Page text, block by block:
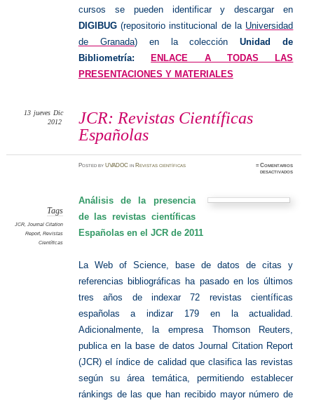
cursos se pueden identificar y descargar en
DIGIBUG(repositorio institucional de la Universidad
de Granada) en la colecciónUnidad de
Bibliometría:
ENLACE A TODAS LAS
PRESENTACIONES Y MATERIALES
JCR: Revistas Científicas
Españolas
13 jueves Dic
2012
PostedbyUVADOC in Revistas científicas ≈Comentarios
desactivadosen
Tags
JCR, Journal Citation
Report, Revistas
Científicas
Análisis de la presencia
de las revistas científicas
Españolas en el JCR de 2011
La Web of Science, base de datos de citas y
referencias bibliográficas ha pasado en los últimos
tres años de indexar 72 revistas científicas
españolas a indizar 179 en la actualidad.
Adicionalmente, la empresa Thomson Reuters,
publica en la base de datos Journal Citation Report
(JCR) el índice de calidad que clasifica las revistas
según su área temática, permitiendo establecer
ránkings de las que han recibido mayor número de